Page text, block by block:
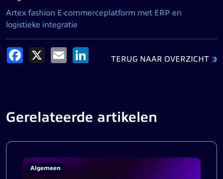
Artex fashion E-commerceplatform met ERP en
logistieke integratie
Facebook Email
TERUG NAAR OVERZICHT
Gerelateerde artikelen
Algemeen